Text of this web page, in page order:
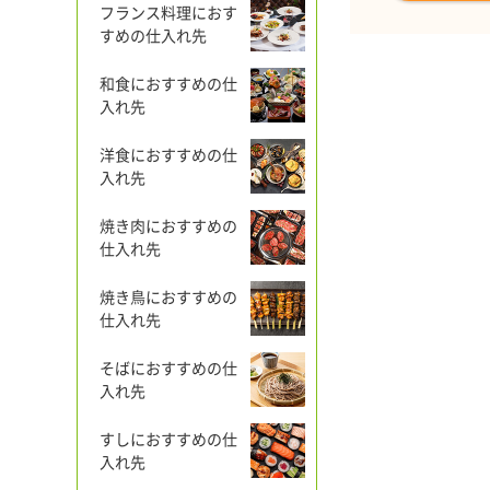
フランス料理におす
すめの仕入れ先
和食におすすめの仕
入れ先
洋食におすすめの仕
入れ先
焼き肉におすすめの
仕入れ先
焼き鳥におすすめの
仕入れ先
そばにおすすめの仕
入れ先
すしにおすすめの仕
入れ先